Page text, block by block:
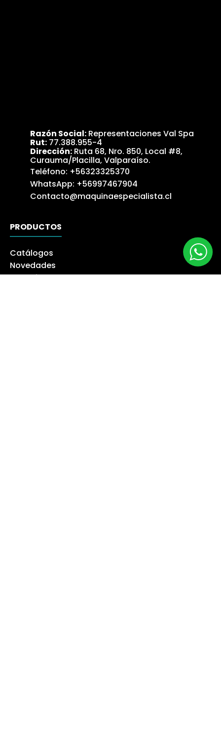
Razón Social:Representaciones Val Spa
Rut:77.388.955-4
Dirección:Ruta 68, Nro. 850, Local #8,
Curauma/Placilla, Valparaíso.
Teléfono: +56323325370
WhatsApp: +56997467904
Contacto@maquinaespecialista.cl
PRODUCTOS
Catálogos
Novedades
Los más Vendidos